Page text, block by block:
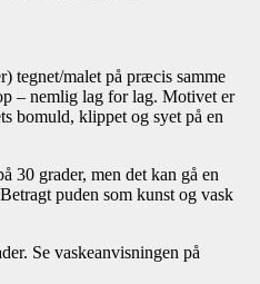
tegnet/malet på præcis samme
– nemlig lag for lag. Motivet er
bomuld, klippet og syet på en
30 grader, men det kan gå en
puden som kunst og vask
Se vaskeanvisningen på